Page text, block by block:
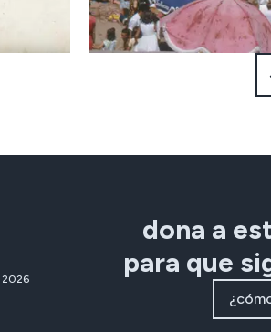
2026
dona a
para que